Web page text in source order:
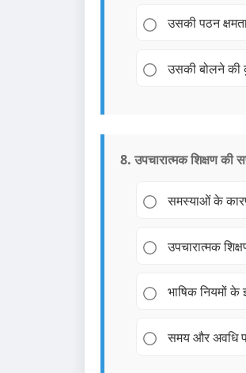
उसकी पठन
उसकी बोलने
8. उपचारात्मक शिक्षण की
समस्याओं के
उपचारात्मक
भाषिक नियमों के
समय और अवधि